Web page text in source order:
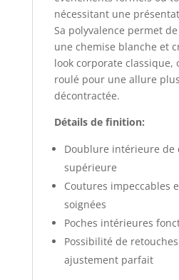
nécessitant une
Sa polyvalence permet
une chemise blanche et
look corporate classique,
roulé pour une allure
décontractée.
Détails de finition:
Doublure intérieure de
supérieure
Coutures impeccables
soignées
Poches intérieures
Possibilité de
ajustement parfait